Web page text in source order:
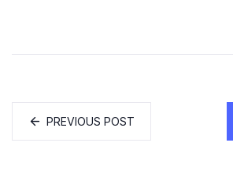
PREVIOUS POST